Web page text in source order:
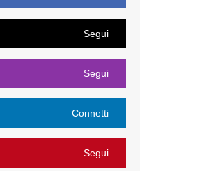
Segui
Segui
Connetti
Segui